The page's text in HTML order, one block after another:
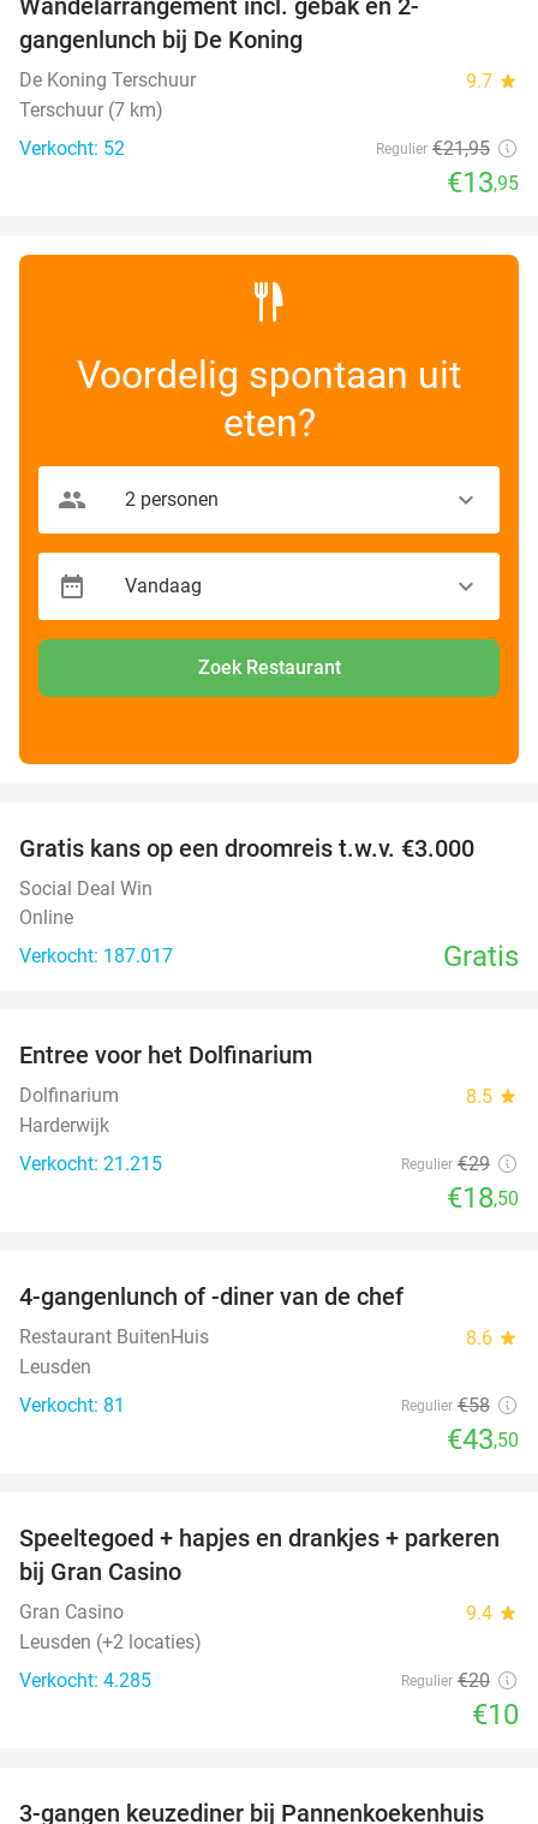
gangenlunch bij De Koning
De Koning Terschuur 9.7 star
Terschuur (7 km)
Verkocht: 52
Regulier €21,95
€13,95
Voordelig spontaan uit
eten?
Zoek Restaurant
Gratis kans op een droomreis t.w.v. €3.000
Social Deal Win
Online
Verkocht: 187.017
Gratis
Entree voor het Dolfinarium
Dolfinarium 8.5 star
Harderwijk
Verkocht: 21.215
Regulier €29
€18,50
4-gangenlunch of -diner van de chef
Restaurant BuitenHuis 8.6 star
Leusden
Verkocht: 81
Regulier €58
€43,50
50%
Speeltegoed + hapjes en drankjes + parkeren
bij Gran Casino
Gran Casino 9.4 star
Leusden (+2 locaties)
Verkocht: 4.285
Regulier €20
€10
3-gangen keuzediner bij Pannenkoekenhuis